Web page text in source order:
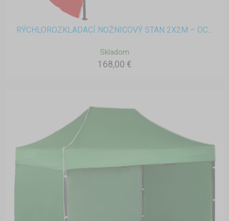
RÝCHLOROZKLADACÍ NOŽNICOVÝ STAN 2X2M – OC...
Skladom
168,00 €